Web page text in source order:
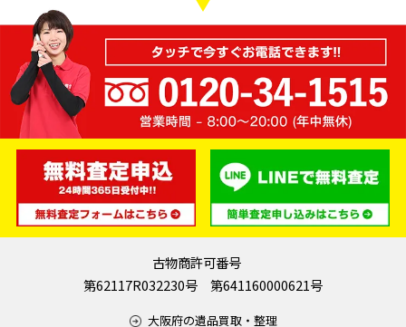
古物商許可番号
第62117R032230号 第641160000621号
大阪府の遺品買取・整理